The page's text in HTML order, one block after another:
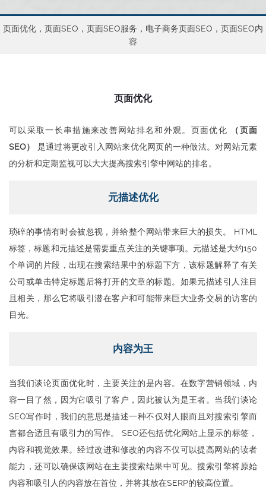
页面优化，页面SEO，页面SEO服务，电子商务页面SEO，页面SEO内
容
页面优化
可以采取一长串措施来改善网站排名和外观。页面优化
（页面
SEO）
是通过将更改引入网站来优化网页的一种做法。对网站元素
的分析和定期监视可以大大提高搜索引擎中网站的排名。
元描述优化
琐碎的事情有时会被忽视，并给整个网站带来巨大的损失。 HTML
标签，标题和元描述是需要重点关注的关键事项。元描述是大约150
个单词的片段，出现在搜索结果中的标题下方，该标题解释了有关
公司或单击特定标题后将打开的文章的标题。如果元描述引人注目
且相关，那么它将吸引潜在客户和可能带来巨大业务交易的访客的
目光。
内容为王
当我们谈论页面优化时，主要关注的是内容。在数字营销领域，内
容一目了然，因为它吸引了客户，因此被认为是王者。当我们谈论
SEO写作时，我们的意思是描述一种不仅对人眼而且对搜索引擎而
言都合适且有吸引力的写作。 SEO还包括优化网站上显示的标签，
内容和视觉效果。经过改进和修改的内容不仅可以提高网站的读者
能力，还可以确保该网站在主要搜索结果中可见。搜索引擎将原始
内容和吸引人的内容放在首位，并将其放在SERP的较高位置。